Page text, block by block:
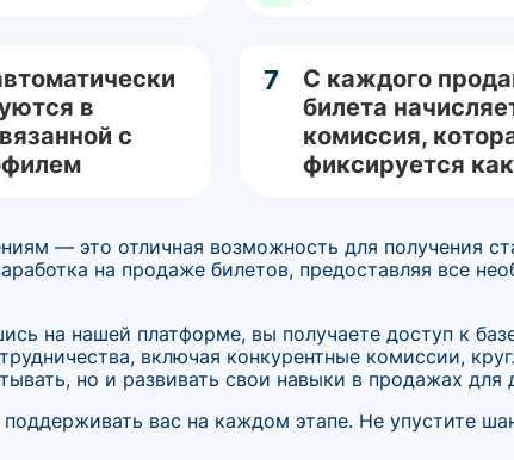
в
с
7
С каждого
билета
комиссия,
фиксируется
— это отличная возможность для получения
на продаже билетов, предоставляя все
на нашей платформе, вы получаете доступ к
включая конкурентные комиссии,
но и развивать свои навыки в продажах для
вас на каждом этапе. Не упустите